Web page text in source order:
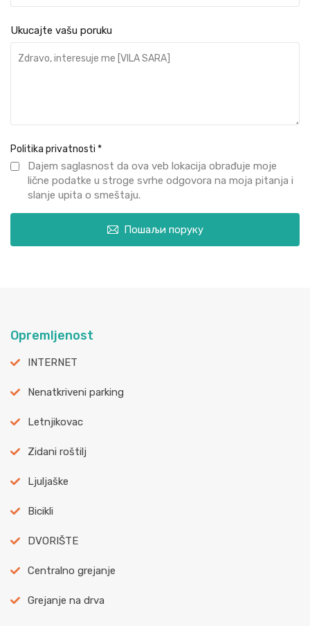
Ukucajte vašu poruku
Politika privatnosti *
Dajem saglasnost da ova veb lokacija obrađuje moje
lične podatke u stroge svrhe odgovora na moja pitanja i
slanje upita o smeštaju.
Пошаљи поруку
Opremljenost
INTERNET
Nenatkriveni parking
Letnjikovac
Zidani roštilj
Ljuljaške
Bicikli
DVORIŠTE
Centralno grejanje
Grejanje na drva